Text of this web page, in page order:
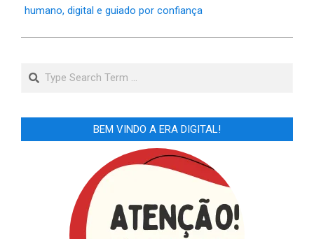
humano, digital e guiado por confiança
Search
BEM VINDO A ERA DIGITAL!